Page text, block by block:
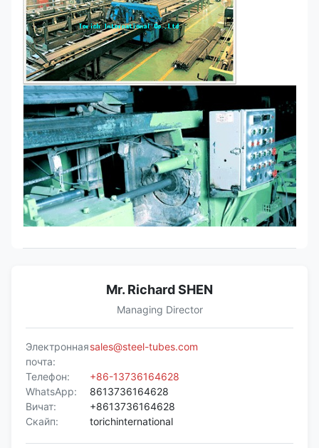
Mr. Richard SHEN
Managing Director
Электронная
почта:
sales@steel-tubes.com
Телефон:
+86-13736164628
WhatsApp:
8613736164628
Вичат:
+8613736164628
Скайп:
torichinternational